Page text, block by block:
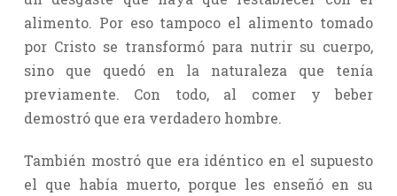
alimento. Por eso tampoco el alimento tomado
por Cristo se transformó para nutrir su cuerpo,
sino que quedó en la naturaleza que tenía
previamente. Con todo, al comer y beber
demostró que era verdadero hombre.
También mostró que era idéntico en el supuesto
el que había muerto, porque les enseñó en su